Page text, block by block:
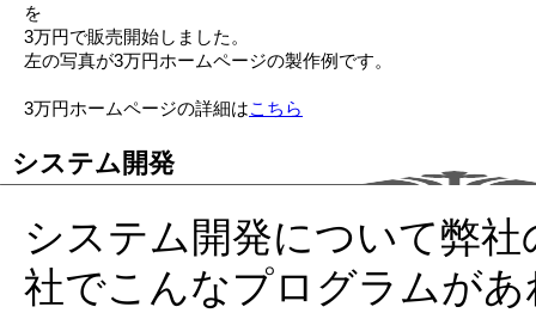
を
3万円で販売開始しました。
左の写真が3万円ホームページの製作例です。
3万円ホームページの詳細はこちら
システム開発
システム開発について弊
社でこんなプログラムが